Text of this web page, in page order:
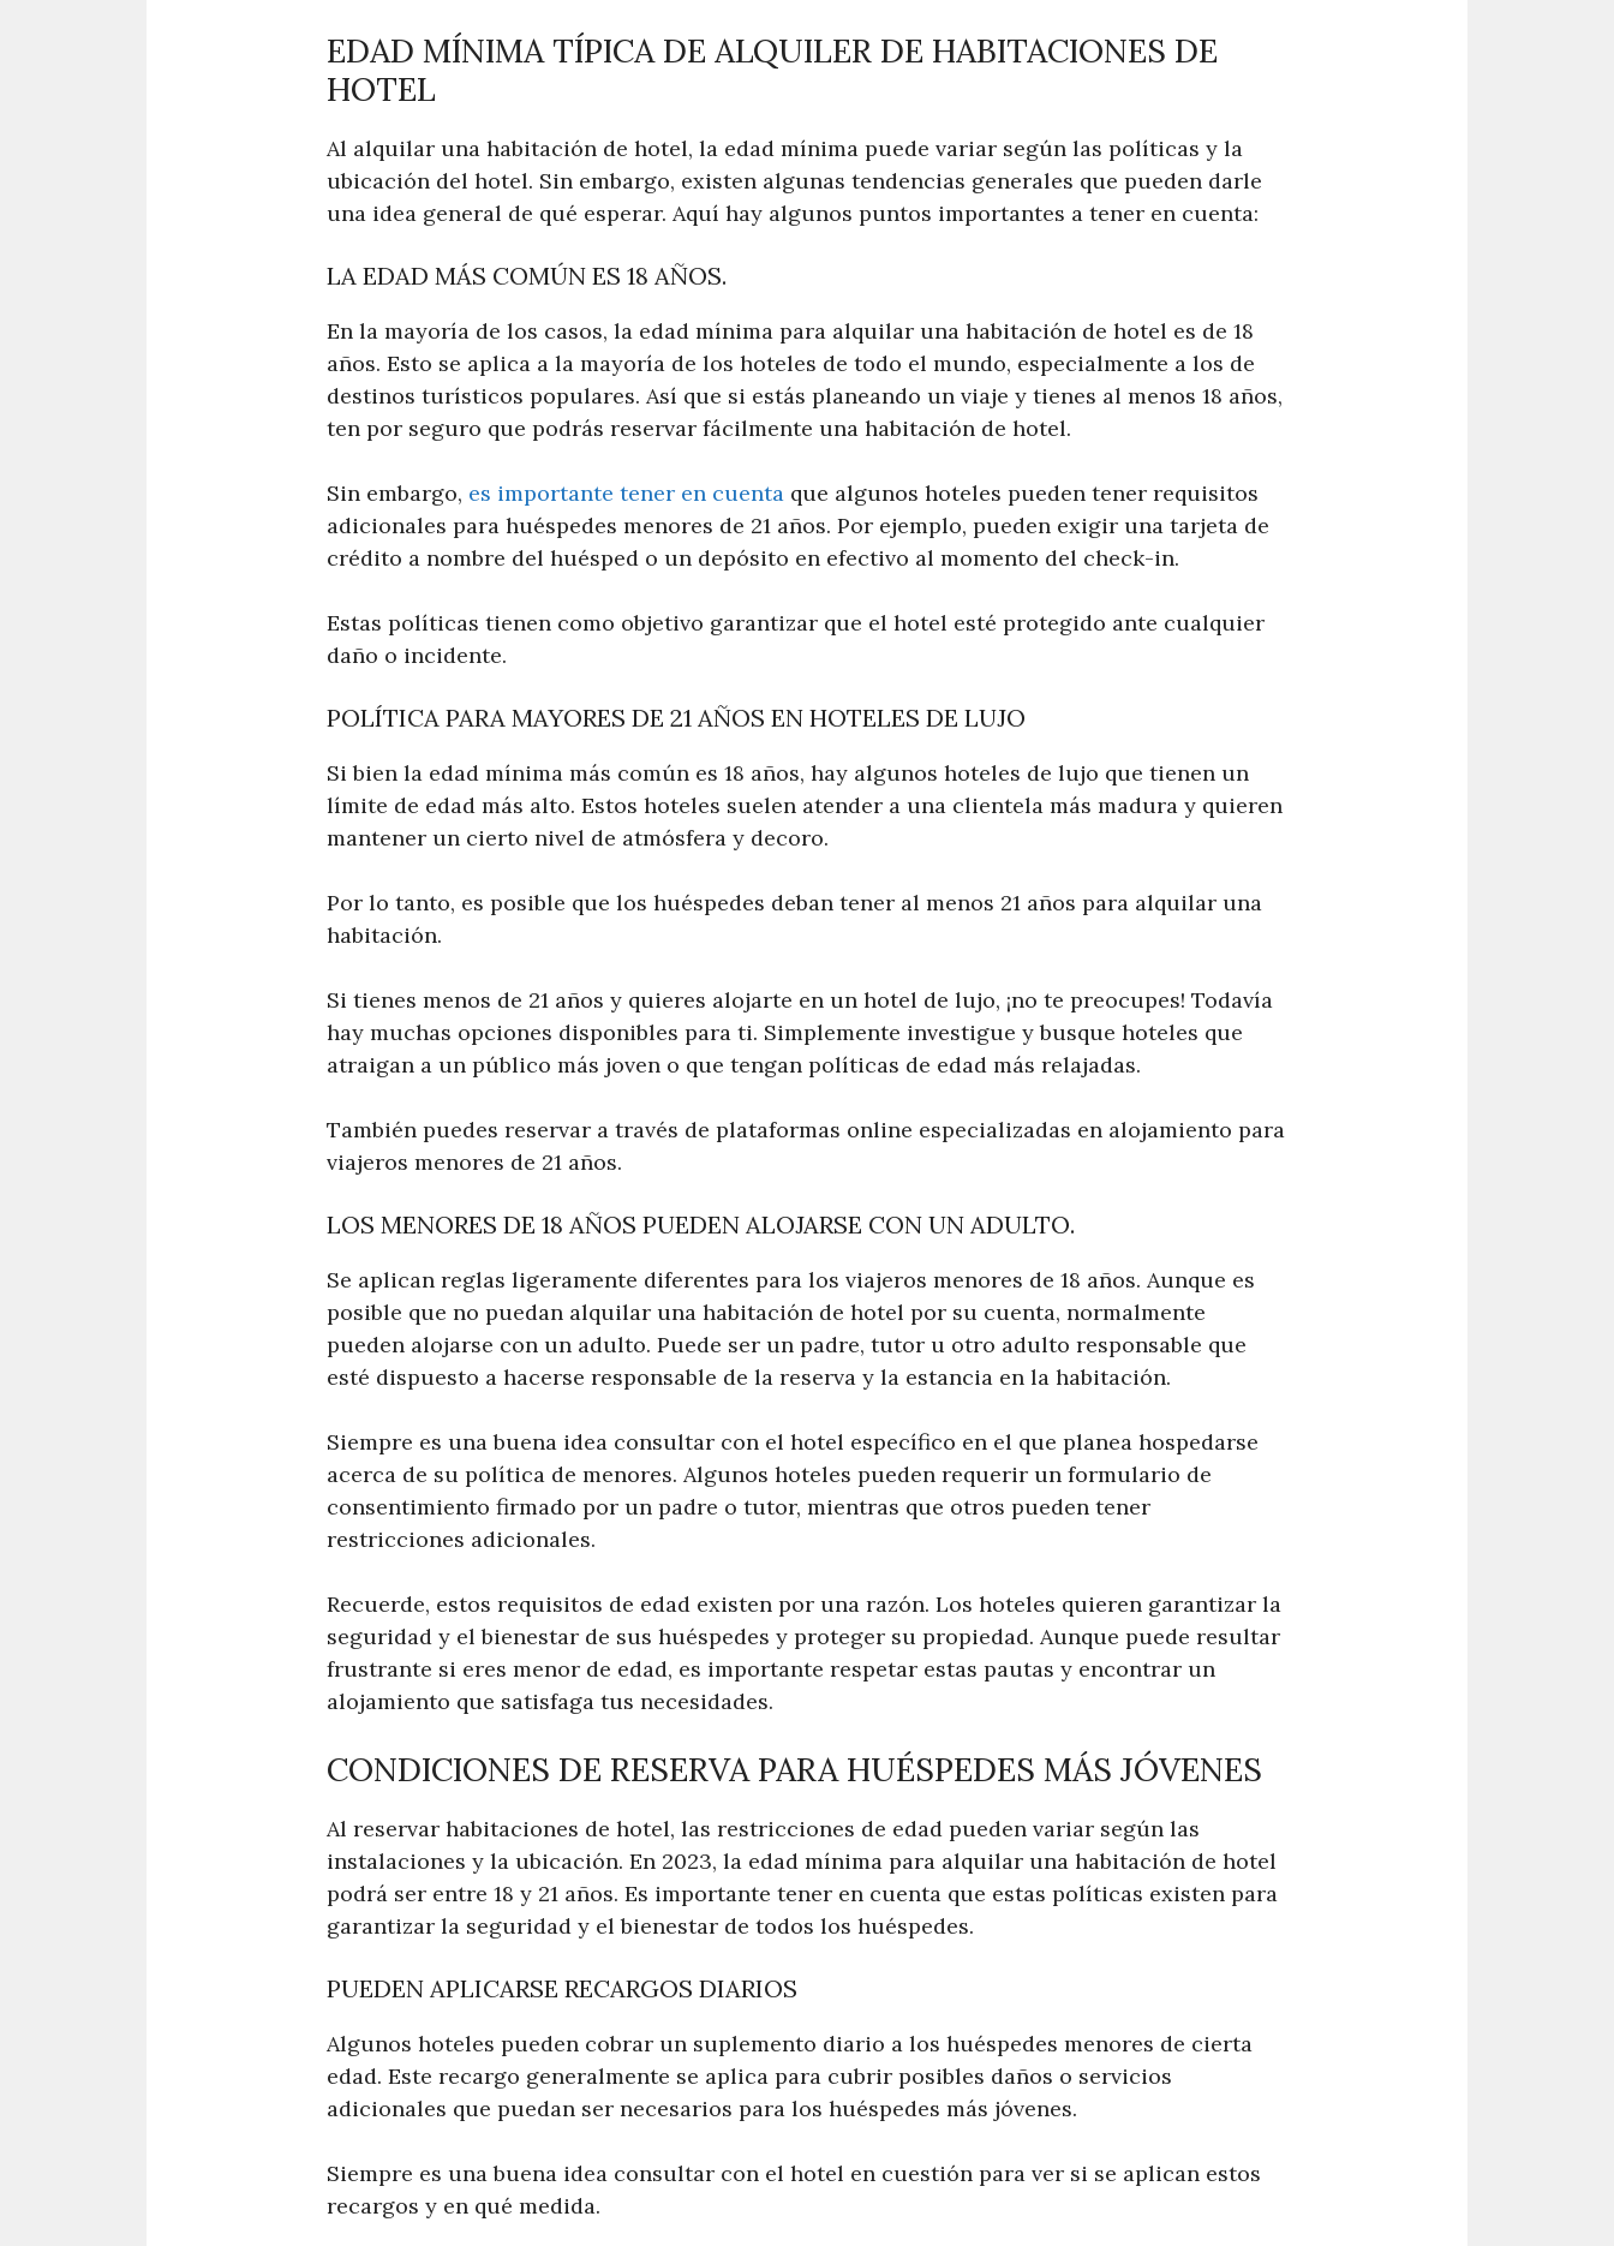
EDAD MÍNIMA TÍPICA DE ALQUILER DE HABITACIONES DE
HOTEL
Al alquilar una habitación de hotel, la edad mínima puede variar según las políticas y la
ubicación del hotel. Sin embargo, existen algunas tendencias generales que pueden darle
una idea general de qué esperar. Aquí hay algunos puntos importantes a tener en cuenta:
LA EDAD MÁS COMÚN ES 18 AÑOS.
En la mayoría de los casos, la edad mínima para alquilar una habitación de hotel es de 18
años. Esto se aplica a la mayoría de los hoteles de todo el mundo, especialmente a los de
destinos turísticos populares. Así que si estás planeando un viaje y tienes al menos 18 años,
ten por seguro que podrás reservar fácilmente una habitación de hotel.
Sin embargo, es importante tener en cuenta que algunos hoteles pueden tener requisitos
adicionales para huéspedes menores de 21 años. Por ejemplo, pueden exigir una tarjeta de
crédito a nombre del huésped o un depósito en efectivo al momento del check-in.
Estas políticas tienen como objetivo garantizar que el hotel esté protegido ante cualquier
daño o incidente.
POLÍTICA PARA MAYORES DE 21 AÑOS EN HOTELES DE LUJO
Si bien la edad mínima más común es 18 años, hay algunos hoteles de lujo que tienen un
límite de edad más alto. Estos hoteles suelen atender a una clientela más madura y quieren
mantener un cierto nivel de atmósfera y decoro.
Por lo tanto, es posible que los huéspedes deban tener al menos 21 años para alquilar una
habitación.
Si tienes menos de 21 años y quieres alojarte en un hotel de lujo, ¡no te preocupes! Todavía
hay muchas opciones disponibles para ti. Simplemente investigue y busque hoteles que
atraigan a un público más joven o que tengan políticas de edad más relajadas.
También puedes reservar a través de plataformas online especializadas en alojamiento para
viajeros menores de 21 años.
LOS MENORES DE 18 AÑOS PUEDEN ALOJARSE CON UN ADULTO.
Se aplican reglas ligeramente diferentes para los viajeros menores de 18 años. Aunque es
posible que no puedan alquilar una habitación de hotel por su cuenta, normalmente
pueden alojarse con un adulto. Puede ser un padre, tutor u otro adulto responsable que
esté dispuesto a hacerse responsable de la reserva y la estancia en la habitación.
Siempre es una buena idea consultar con el hotel específico en el que planea hospedarse
acerca de su política de menores. Algunos hoteles pueden requerir un formulario de
consentimiento firmado por un padre o tutor, mientras que otros pueden tener
restricciones adicionales.
Recuerde, estos requisitos de edad existen por una razón. Los hoteles quieren garantizar la
seguridad y el bienestar de sus huéspedes y proteger su propiedad. Aunque puede resultar
frustrante si eres menor de edad, es importante respetar estas pautas y encontrar un
alojamiento que satisfaga tus necesidades.
CONDICIONES DE RESERVA PARA HUÉSPEDES MÁS JÓVENES
Al reservar habitaciones de hotel, las restricciones de edad pueden variar según las
instalaciones y la ubicación. En 2023, la edad mínima para alquilar una habitación de hotel
podrá ser entre 18 y 21 años. Es importante tener en cuenta que estas políticas existen para
garantizar la seguridad y el bienestar de todos los huéspedes.
PUEDEN APLICARSE RECARGOS DIARIOS
Algunos hoteles pueden cobrar un suplemento diario a los huéspedes menores de cierta
edad. Este recargo generalmente se aplica para cubrir posibles daños o servicios
adicionales que puedan ser necesarios para los huéspedes más jóvenes.
Siempre es una buena idea consultar con el hotel en cuestión para ver si se aplican estos
recargos y en qué medida.